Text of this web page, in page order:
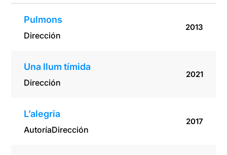
Pulmons
Dirección
2013
Una llum tímida
Dirección
2021
L’alegria
AutoríaDirección
2017